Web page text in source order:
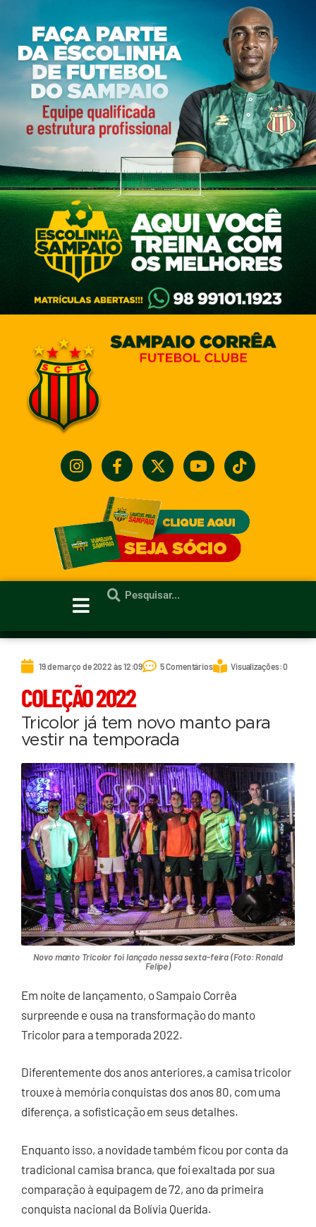
19 de março de 2022 às 12:09 5 Comentários Visualizações: 0
COLEÇÃO 2022
Tricolor já tem novo manto para
vestir na temporada
Novo manto Tricolor foi lançado nessa sexta-feira (Foto: Ronald
Felipe)
Em noite de lançamento, o Sampaio Corrêa
surpreende e ousa na transformação do manto
Tricolor para a temporada 2022.
Diferentemente dos anos anteriores, a camisa tricolor
trouxe à memória conquistas dos anos 80, com uma
diferença, a sofisticação em seus detalhes.
Enquanto isso, a novidade também ficou por conta da
tradicional camisa branca, que foi exaltada por sua
comparação à equipagem de 72, ano da primeira
conquista nacional da Bolívia Querida.